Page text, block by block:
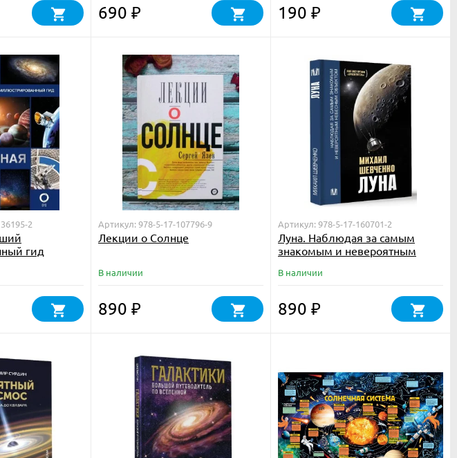
690 ₽ 190 ₽
2
гид
Артикул: 978-5-17-107796-9
Лекции о Солнце
В наличии
890 ₽
Артикул: 978-5-17-160701-2
Луна. Наблюдая за самым
знакомым и невероятным
В наличии
890 ₽